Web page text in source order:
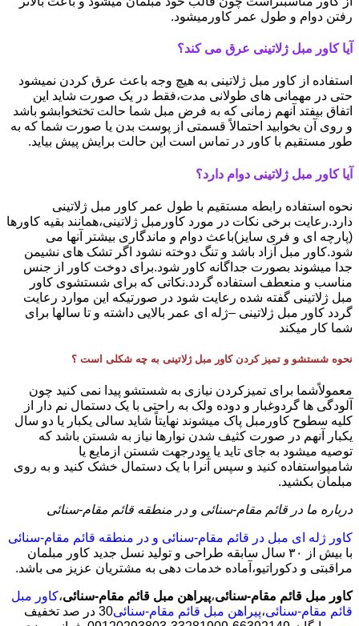
رفتن دوام و طول عمر کاورمیشود.
آیا کاور مبل ژلاتینی عرق می کند؟
استفاده از کاور مبل ژلاتینی به هیچ وجه باعث عرق کردن نمیشود
حتی در مهمانی های طولانی مدت،فقط در یک صورت شاید این
اتفاق بیفتد آنهم زمانی که به فرض مبل شما حالت تختخوابشو باشد
و روی آن بخوابید احتمالاً قسمتی از پوست بدن یا صورت شما که به
طور مستقیم با کاور در تماس است این حالت برایش پیش بیاید.
آیا کاور مبل ژلاتینی دوام دارد؟
نحوه استفاده رابطه مستقیم با طول عمر کاور مبل ژلاتینی
دارد.رعایت برخی نکات در مورد کاورمبل ژلاتینی،همانند بقیه کاورها
(پارچه ای و فری سایز)باعث دوام و ماندگاری بیشتر آنها می
شود.کاور مبل آزاد باشد و تنگ دوخته نشود اگر تشک های نشیمن
جدا میشوند بصورت جداگانه کاور شود.برای دوخت کاور از جنس
مناسب و منعطف استفاده گردد.نکاتی که برای شستشوی کاور
مبل ژلاتینی گفته شده رعایت شود در صورتیکه این موارد رعایت
گردد کاور مبل ژلاتینی –ژله ای عمر بالایی داشته و تا سالها برای
شما کار میکند
نحوه شستشو و تمیز کردن کاور مبل ژلاتینی به چه شکلی است ؟
معمولاًشما برای تمیزکردن نیازی به شستشو پیدا نمی کنید چون
آلودگی ها گردوغبار و دوده ولک به راحتی با یک دستمال نم دار از
کلیه سطوح کاورمبل پاک میشوند نهایتاً شاید سالی یکبار یا دو سال
یکبار آنهم در صورت کثیف شدن نوارها نیاز به شستن باشد که
توصیه میشود به جای تاید یا پودرجهت شستن ازمایع یا
شامپواستفاده کنید و سپس آنرا با یک دستمال خشک کنید و به روی
مبلمان بکشید.
درباره ما در قائم مقام-سنائی و در منطقه قائم مقام-سنائی
کاور ژله ای مبل در قائم مقام-سنائی و در منطقه قائم مقام-سنائی
با بیش از ٣٠ سال سابقه طراحی و تولید نسل جدید کاور مبلمان
مراقبتی و دکوراتیو،آماده خدمات دهی به مشتریان عزیز می باشد.
کاور مبل قائم مقام-سنائی،پیراهن مبل قائم مقام-سنائی،کاور مبل
قائم مقام-سنائی،پیراهن مبل قائم مقام-سنائی
30 در صد تخفیف